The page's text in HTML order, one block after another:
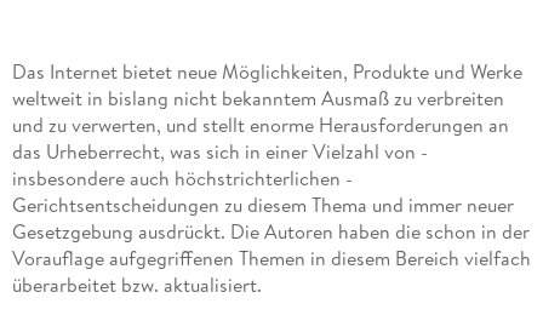
Das Internet bietet neue Möglichkeiten, Produkte und Werke
weltweit in bislang nicht bekanntem Ausmaß zu verbreiten
und zu verwerten, und stellt enorme Herausforderungen an
das Urheberrecht, was sich in einer Vielzahl von -
insbesondere auch höchstrichterlichen -
Gerichtsentscheidungen zu diesem Thema und immer neuer
Gesetzgebung ausdrückt. Die Autoren haben die schon in der
Vorauflage aufgegriffenen Themen in diesem Bereich vielfach